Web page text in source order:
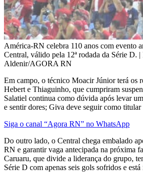
América-RN celebra 110 anos com evento
Central, válido pela 12ª rodada da Série D. |
Aldenir/AGORA RN
Em campo, o técnico Moacir Júnior terá os
Hebert e Thiaguinho, que cumpriram
Salatiel continua como dúvida após levar
e sentir dores; Giva deve seguir como titular
Siga o canal “Agora RN” no WhatsApp
Do outro lado, o Central chega embalado
RN e garantir vaga antecipada na próxima
Caruaru, que divide a liderança do grupo,
Série D com apenas seis gols sofridos e